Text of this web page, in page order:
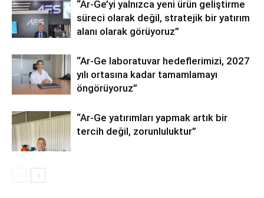
“Ar-Ge’yi yalnızca yeni ürün geliştirme
süreci olarak değil, stratejik bir yatırım
alanı olarak görüyoruz”
“Ar-Ge laboratuvar hedeflerimizi, 2027
yılı ortasına kadar tamamlamayı
öngörüyoruz”
“Ar-Ge yatırımları yapmak artık bir
tercih değil, zorunluluktur”